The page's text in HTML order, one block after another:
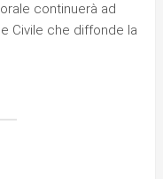
continuerà ad
Civile che diffonde la